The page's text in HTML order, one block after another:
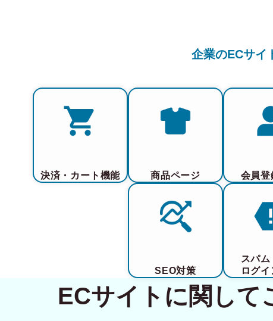
企業のECサイ
決済・カート機能 商品ページ 会員登
SEO対策
スパ
ログ
ECサイトに関して